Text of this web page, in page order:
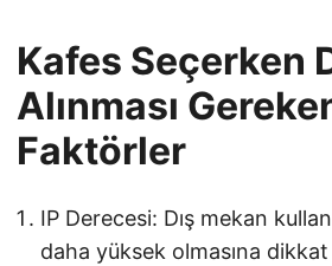
Kafes Seçerken
Alınması
Faktörler
IP Derecesi: Dış mekan
daha yüksek olmasına